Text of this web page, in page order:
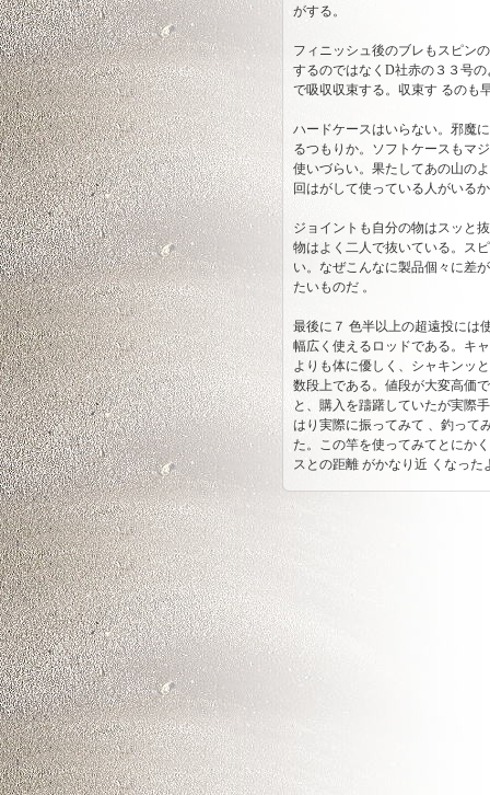
がする。
フィニッシュ後のブレもスピン
するのではなくD社赤の３３号
で吸収収束する。収束す るのも
ハードケースはいらない。邪魔
るつもりか。ソフトケースもマ
使いづらい。果たしてあの山の
回はがして使っている人がいる
ジョイントも自分の物はスッと
物はよく二人で抜いている。ス
い。なぜこんなに製品個々に差
たいものだ 。
最後に７ 色半以上の超遠投には
幅広く使えるロッドである。キ
よりも体に優しく、シャキンッ
数段上である。値段が大変高価
と、購入を躊躇していたが実際
はり実際に振ってみて 、釣って
た。この竿を使ってみてとにか
スとの距離 がかなり近 くなった
ダイワ ランドキャスタ
ー並継
ダイワ プライムキャス
ター並継
ダイワ トーナメントサ
ーフ振出
ダイワ プライムサーフ
振出
がまかつ サーフサイド
振出
日新 ゼロサム
KISUTYPEⅠ並継